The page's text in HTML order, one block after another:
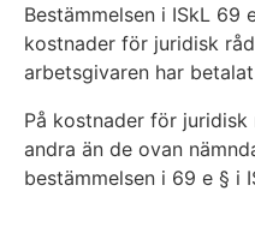
Bestämmelsen i ISkL 69
kostnader för juridisk
arbetsgivaren har
På kostnader för
andra än de ovan
bestämmelsen i 69 e § i